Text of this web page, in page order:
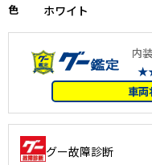
色 ホワイト
内
車両
グー故障診断